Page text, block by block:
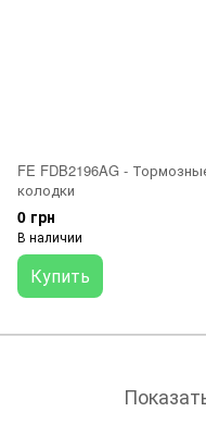
FE FDB2196AG -
колодки
0 грн
В наличии
Купить